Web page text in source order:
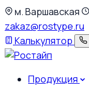
К
основному
содержимому
м. Варшавская
zakaz@rostype.ru
Калькулятор
Продукция